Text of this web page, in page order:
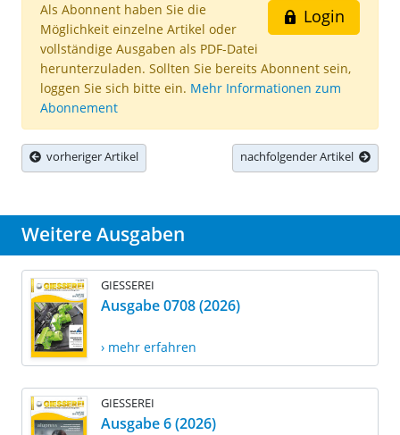
Login
Als Abonnent haben Sie die
Möglichkeit einzelne Artikel oder
vollständige Ausgaben als PDF-Datei
herunterzuladen. Sollten Sie bereits Abonnent sein,
loggen Sie sich bitte ein. Mehr Informationen zum
Abonnement
vorheriger Artikel nachfolgender Artikel
Weitere Ausgaben
GIESSEREI
Ausgabe 0708 (2026)
› mehr erfahren
GIESSEREI
Ausgabe 6 (2026)